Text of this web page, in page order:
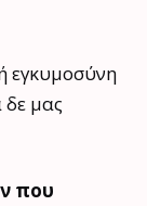
εγκυμοσύνη
μας
που